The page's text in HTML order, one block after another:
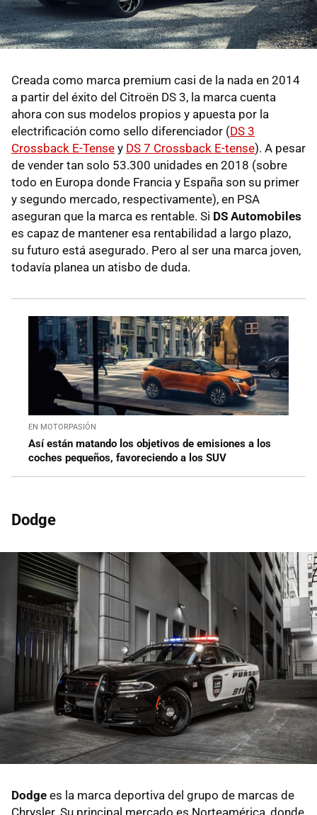
Creada como marca premium casi de la nada en 2014
a partir del éxito del Citroën DS 3, la marca cuenta
ahora con sus modelos propios y apuesta por la
electrificación como sello diferenciador (DS 3
Crossback E-Tense y DS 7 Crossback E-tense). A pesar
de vender tan solo 53.300 unidades en 2018 (sobre
todo en Europa donde Francia y España son su primer
y segundo mercado, respectivamente), en PSA
aseguran que la marca es rentable. Si DS Automobiles
es capaz de mantener esa rentabilidad a largo plazo,
su futuro está asegurado. Pero al ser una marca joven,
todavía planea un atisbo de duda.
EN MOTORPASIÓN
Así están matando los objetivos de emisiones a los
coches pequeños, favoreciendo a los SUV
Dodge
Dodge es la marca deportiva del grupo de marcas de